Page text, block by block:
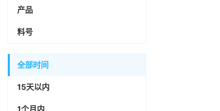
产品
料号
全部时间
15天以内
1个月内